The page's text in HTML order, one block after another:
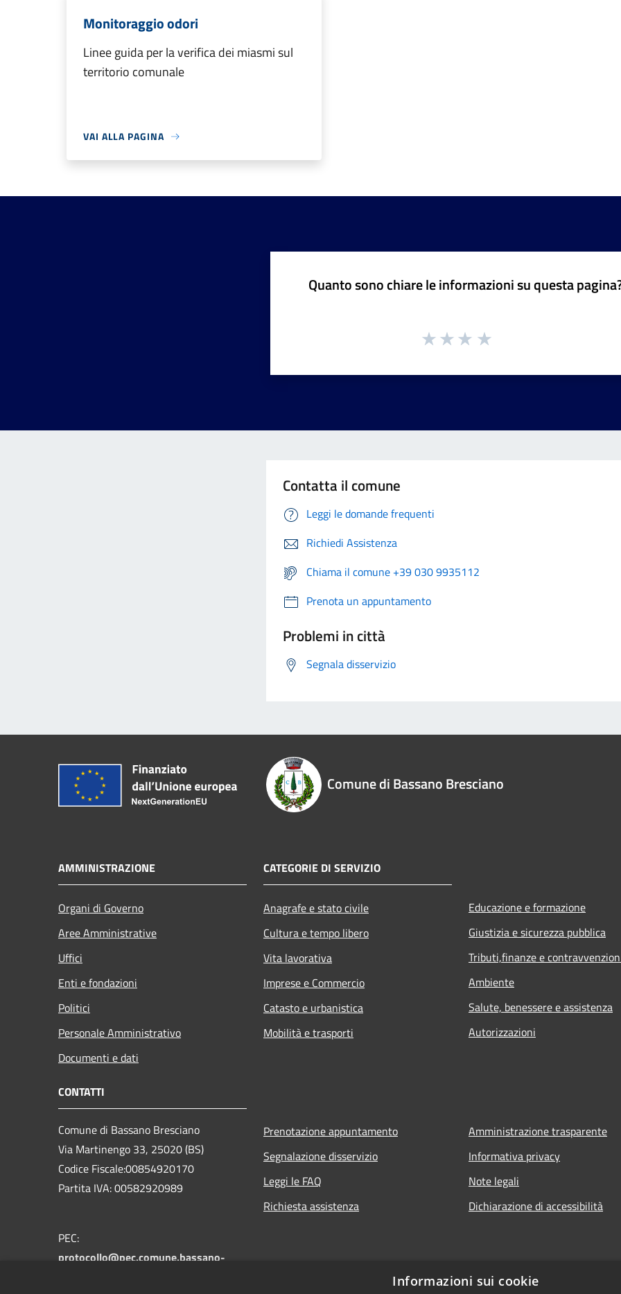
Monitoraggio odori
Linee guida per la verifica dei miasmi sul
territorio comunale
VAI ALLA PAGINA
Quanto sono chiare le informazioni su questa
Contatta il comune
Leggi le domande frequenti
Richiedi Assistenza
Chiama il comune +39 030 9935112
Prenota un appuntamento
Problemi in città
Segnala disservizio
Comune di Bassano Bresciano
AMMINISTRAZIONE
Organi di Governo
Aree Amministrative
Uffici
Enti e fondazioni
Politici
Personale Amministrativo
Documenti e dati
CATEGORIE DI SERVIZIO
Anagrafe e stato civile
Cultura e tempo libero
Vita lavorativa
Imprese e Commercio
Catasto e urbanistica
Mobilità e trasporti
Educazione e formazione
Giustizia e sicurezza pubblica
Tributi,finanze e
Ambiente
Salute, benessere e assistenza
Autorizzazioni
CONTATTI
Comune di Bassano Bresciano
Via Martinengo 33, 25020 (BS)
Codice Fiscale:00854920170
Partita IVA: 00582920989
PEC:
protocollo@pec.comune.bassano-
Prenotazione appuntamento
Segnalazione disservizio
Leggi le FAQ
Richiesta assistenza
Amministrazione trasparente
Informativa privacy
Note legali
Dichiarazione di accessibilità
Informazioni sui cookie